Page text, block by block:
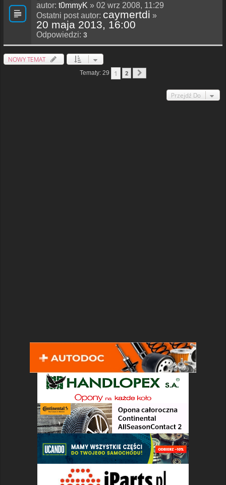
autor: t0mmyK » 02 wrz 2008, 11:29
Ostatni post autor: caymertdi »
20 maja 2013, 16:00
Odpowiedzi: 3
NOWY TEMAT
Tematy: 29 1 2
Przejdź Do